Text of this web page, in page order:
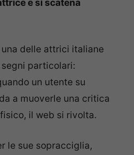
e si scatena
una delle attrici italiane
particolari:
un utente su
a muoverle una critica
il web si rivolta.
le sue sopracciglia,